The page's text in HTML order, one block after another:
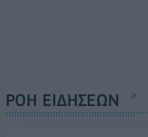
ΡΟΗ ΕΙΔΗΣΕΩΝ